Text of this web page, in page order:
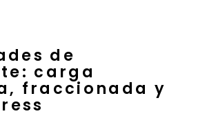
de
carga
fraccionada y